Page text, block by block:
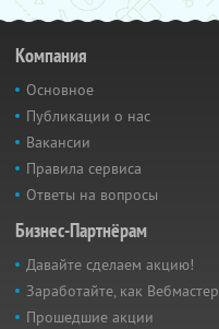
Компания
Основное
Публикации о нас
Вакансии
Правила сервиса
Ответы на вопросы
Бизнес-Партнёрам
Давайте сделаем акцию!
Заработайте, как Вебмастер
Прошедшие акции